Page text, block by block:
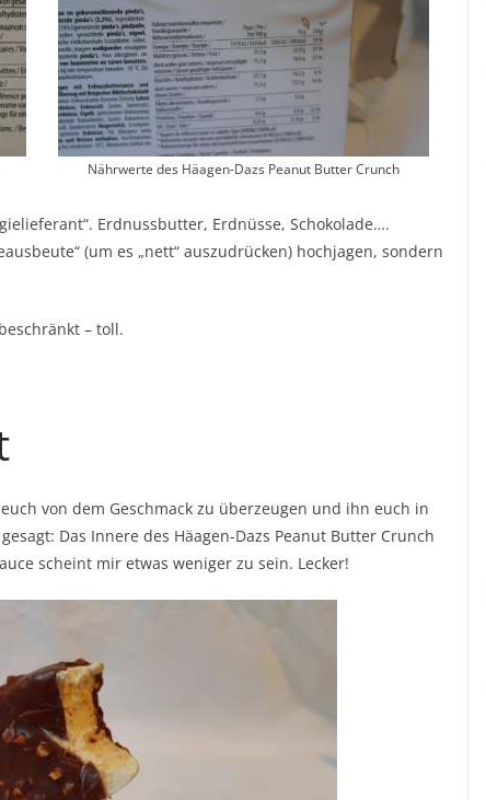
Nährwerte des Häagen-Dazs Peanut Butter Crunch
Erdnussbutter, Erdnüsse, Schokolade….
(um es „nett“ auszudrücken) hochjagen, sondern
– toll.
von dem Geschmack zu überzeugen und ihn euch in
Das Innere des Häagen-Dazs Peanut Butter Crunch
scheint mir etwas weniger zu sein. Lecker!